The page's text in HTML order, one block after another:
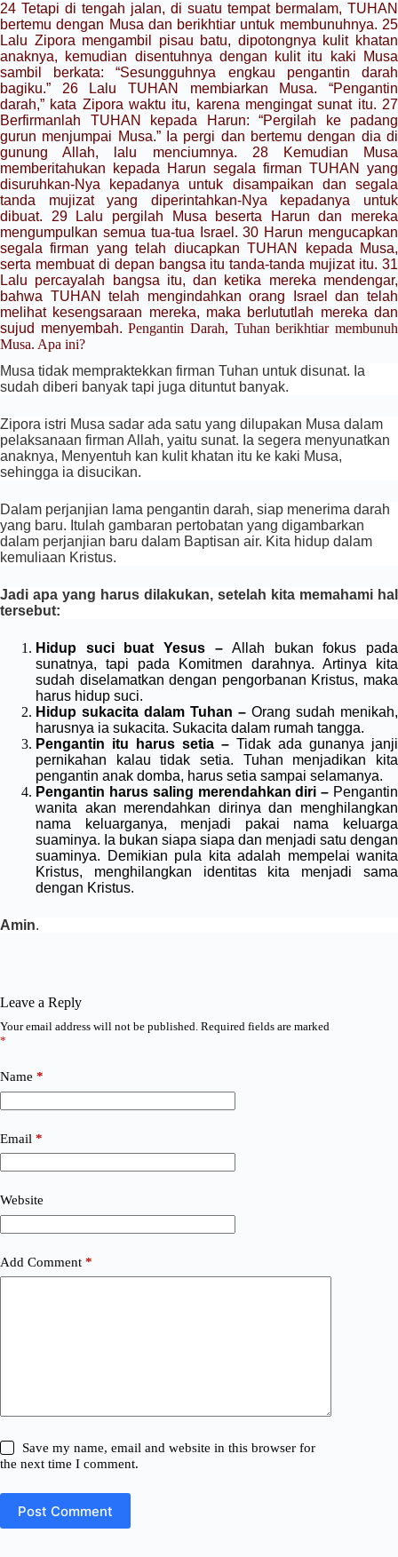
24 Tetapi di tengah jalan, di suatu tempat bermalam, TUHAN
bertemu dengan Musa dan berikhtiar untuk membunuhnya. 25
Lalu Zipora mengambil pisau batu, dipotongnya kulit khatan
anaknya, kemudian disentuhnya dengan kulit itu kaki Musa
sambil berkata: “Sesungguhnya engkau pengantin darah
bagiku.” 26 Lalu TUHAN membiarkan Musa. “Pengantin
darah,” kata Zipora waktu itu, karena mengingat sunat itu. 27
Berfirmanlah TUHAN kepada Harun: “Pergilah ke padang
gurun menjumpai Musa.” Ia pergi dan bertemu dengan dia di
gunung Allah, lalu menciumnya. 28 Kemudian Musa
memberitahukan kepada Harun segala firman TUHAN yang
disuruhkan-Nya kepadanya untuk disampaikan dan segala
tanda mujizat yang diperintahkan-Nya kepadanya untuk
dibuat. 29 Lalu pergilah Musa beserta Harun dan mereka
mengumpulkan semua tua-tua Israel.30 Harun mengucapkan
segala firman yang telah diucapkan TUHAN kepada Musa,
serta membuat di depan bangsa itu tanda-tanda mujizat itu. 31
Lalu percayalah bangsa itu, dan ketika mereka mendengar,
bahwa TUHAN telah mengindahkan orang Israel dan telah
melihat kesengsaraan mereka, maka berlututlah mereka dan
sujud menyembah.Pengantin Darah, Tuhan berikhtiar membunuh
Musa. Apa ini?
Musa tidak mempraktekkan firman Tuhan untuk disunat. Ia
sudah diberi banyak tapi juga dituntut banyak.
Zipora istri Musa sadar ada satu yang dilupakan Musa dalam
pelaksanaan firman Allah, yaitu sunat. Ia segera menyunatkan
anaknya, Menyentuh kan kulit khatan itu ke kaki Musa,
sehingga ia disucikan.
Dalam perjanjian lama pengantin darah, siap menerima darah
yang baru. Itulah gambaran pertobatan yang digambarkan
dalam perjanjian baru dalam Baptisan air. Kita hidup dalam
kemuliaan Kristus.
Jadi apa yang harus dilakukan, setelah kita memahami hal
tersebut:
Hidup suci buat Yesus –Allah bukan fokus pada
sunatnya, tapi pada Komitmen darahnya. Artinya kita
sudah diselamatkan dengan pengorbanan Kristus, maka
harus hidup suci.
Hidup sukacita dalam Tuhan – Orang sudah menikah,
harusnya ia sukacita. Sukacita dalam rumah tangga.
Pengantin itu harus setia – Tidak ada gunanya janji
pernikahan kalau tidak setia. Tuhan menjadikan kita
pengantin anak domba, harus setia sampai selamanya.
Pengantin harus saling merendahkan diri – Pengantin
wanita akan merendahkan dirinya dan menghilangkan
nama keluarganya, menjadi pakai nama keluarga
suaminya. Ia bukan siapa siapa dan menjadi satu dengan
suaminya. Demikian pula kita adalah mempelai wanita
Kristus, menghilangkan identitas kita menjadi sama
dengan Kristus.
Amin.
Leave a Reply
Your email address will not be published. Required fields are marked
*
Name *
Email *
Website
Add Comment *
Save my name, email and website in this browser for
the next time I comment.
Post Comment